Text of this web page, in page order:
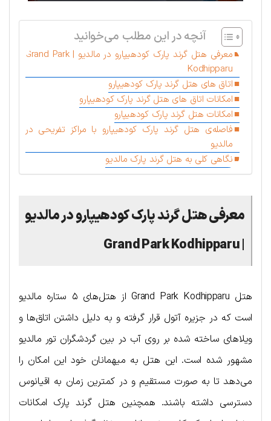
آنچه در این مطلب می‌خوانید
معرفی هتل گرند پارک کودهیپارو در مالدیو | Grand Park
Kodhipparu
اتاق‌ های هتل گرند پارک کودهیپارو
امکانات اتاق های هتل گرند پارک کودهیپارو
امکانات هتل گرند پارک کودهیپارو
فاصله‌ی هتل گرند پارک کودهیپارو با مراکز تفریحی در
مالدیو
نگاهی کلی به هتل گرند پارک مالدیو
معرفی هتل گرند پارک کودهیپارو در مالدیو
| Grand Park Kodhipparu
هتل Grand Park Kodhipparu از هتل‌های ۵ ستاره مالدیو
است که در جزیره آتول قرار گرفته و به دلیل داشتن اتاق‌ها و
ویلاهای ساخته شده بر روی آب در بین گردشگران تور مالدیو
مشهور شده است. این هتل به میهمانان خود این امکان را
می‌دهد تا به صورت مستقیم و در کمترین زمان به اقیانوس
دسترسی داشته باشند. همچنین هتل گرند پارک امکانات